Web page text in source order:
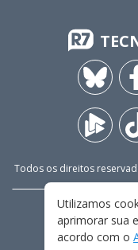
Todos os direitos
Utilizamos
aprimorar sua
acordo com o